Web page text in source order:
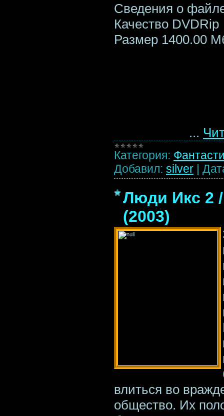
Сведения о
Качество DVDRip
Размер 1400.00
...
Категория:
Добавил: silver |
Люди Икс 2
(2003)
влиться во
общество. Их